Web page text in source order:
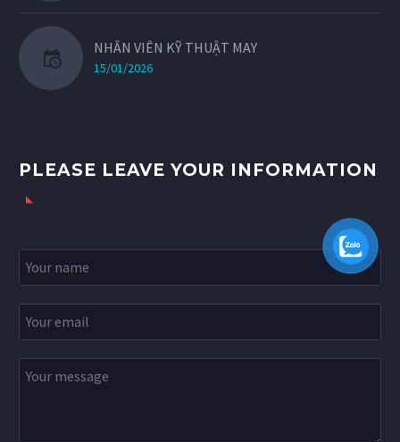
NHÂN VIÊN KỸ THUẬT MAY
15/01/2026
PLEASE LEAVE YOUR INFORMATION